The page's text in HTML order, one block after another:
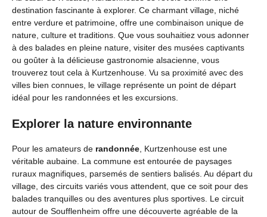
destination fascinante à explorer. Ce charmant village, niché
entre verdure et patrimoine, offre une combinaison unique de
nature, culture et traditions. Que vous souhaitiez vous adonner
à des balades en pleine nature, visiter des musées captivants
ou goûter à la délicieuse gastronomie alsacienne, vous
trouverez tout cela à Kurtzenhouse. Vu sa proximité avec des
villes bien connues, le village représente un point de départ
idéal pour les randonnées et les excursions.
Explorer la nature environnante
Pour les amateurs de randonnée , Kurtzenhouse est une
véritable aubaine. La commune est entourée de paysages
ruraux magnifiques, parsemés de sentiers balisés. Au départ du
village, des circuits variés vous attendent, que ce soit pour des
balades tranquilles ou des aventures plus sportives. Le circuit
autour de Soufflenheim offre une découverte agréable de la